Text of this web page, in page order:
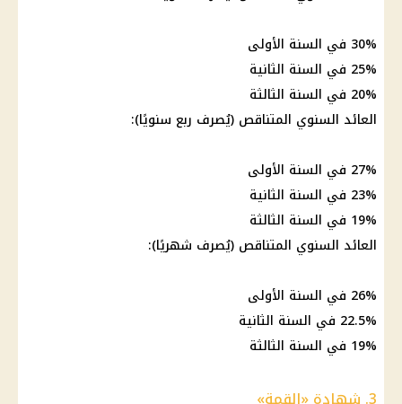
30% في السنة الأولى
25% في السنة الثانية
20% في السنة الثالثة
العائد السنوي المتناقص (يُصرف ربع سنويًا):
27% في السنة الأولى
23% في السنة الثانية
19% في السنة الثالثة
العائد السنوي المتناقص (يُصرف شهريًا):
26% في السنة الأولى
22.5% في السنة الثانية
19% في السنة الثالثة